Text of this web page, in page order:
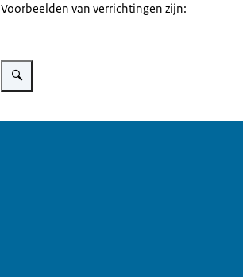
Voorbeelden van verrichtingen zijn:
Vergroot afbeelding Printscreen uit DigiMV van een